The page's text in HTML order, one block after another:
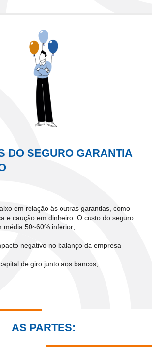
DO SEGURO GARANTIA
em relação às outras garantias, como
e caução em dinheiro. O custo do seguro
média 50~60% inferior;
negativo no balanço da empresa;
de giro junto aos bancos;
AS PARTES: